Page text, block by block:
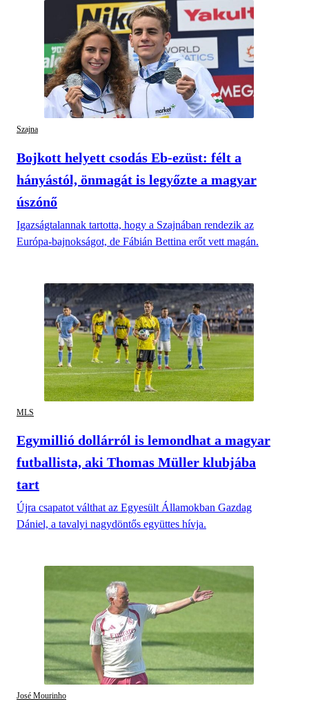
Szajna
Bojkott helyett csodás Eb-ezüst: félt a
hányástól, önmagát is legyőzte a magyar
úszónő
Igazságtalannak tartotta, hogy a Szajnában rendezik az
Európa-bajnokságot, de Fábián Bettina erőt vett magán.
MLS
Egymillió dollárról is lemondhat a magyar
futballista, aki Thomas Müller klubjába
tart
Újra csapatot válthat az Egyesült Államokban Gazdag
Dániel, a tavalyi nagydöntős együttes hívja.
José Mourinho